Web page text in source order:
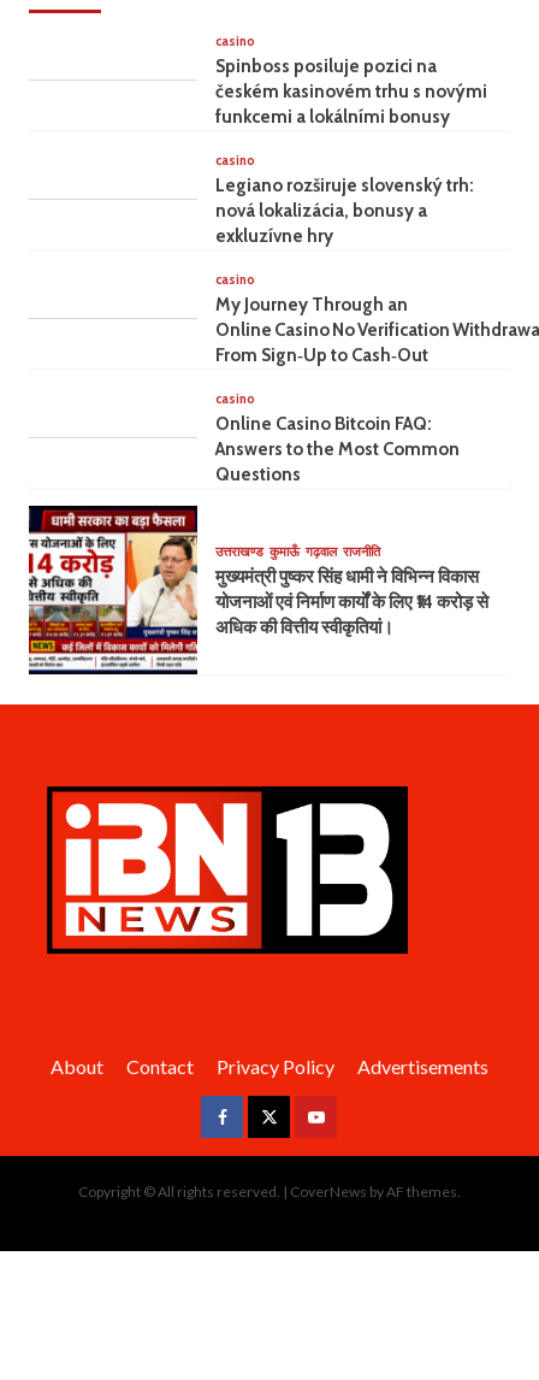
casino
Spinboss posiluje pozici na
českém kasinovém trhu s novými
funkcemi a lokálními bonusy
casino
Legiano rozširuje slovenský trh:
nová lokalizácia, bonusy a
exkluzívne hry
casino
My Journey Through an
Online Casino No Verification
From Sign‑Up to Cash‑Out
casino
Online Casino Bitcoin FAQ:
Answers to the Most Common
Questions
उत्तराखण्ड कुमाऊँ गढ़वाल राजनीति
मुख्यमंत्री पुष्कर सिंह धामी ने विभिन्न विकास
योजनाओं एवं निर्माण कार्यों के लिए ₹14 करोड़ से
अधिक की वित्तीय स्वीकृतियां।
About Contact Privacy Policy Advertisements
FacebookTwitterYoutube
Copyright © All rights reserved. | CoverNews by AF themes.